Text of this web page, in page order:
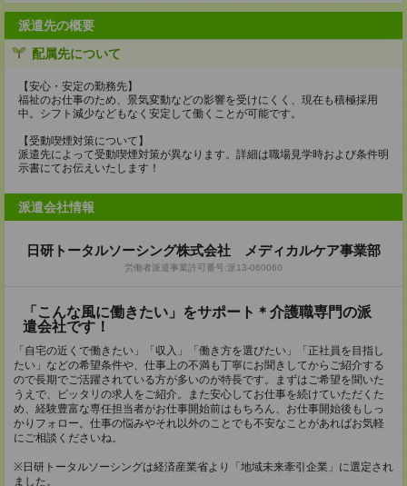
派遣先の概要
配属先について
【安心・安定の勤務先】
福祉のお仕事のため、景気変動などの影響を受けにくく、現在も積極採用
中。シフト減少などもなく安定して働くことが可能です。
【受動喫煙対策について】
派遣先によって受動喫煙対策が異なります。詳細は職場見学時および条件明
示書にてお伝えいたします！
派遣会社情報
日研トータルソーシング株式会社 メディカルケア事業部
労働者派遣事業許可番号:派13-060060
「こんな風に働きたい」をサポート＊介護職専門の派
遣会社です！
「自宅の近くで働きたい」「収入」「働き方を選びたい」「正社員を目指し
たい」などの希望条件や、仕事上の不満も丁寧にお聞きしてからご紹介する
ので長期でご活躍されている方が多いのが特長です。まずはご希望を聞いた
うえで、ピッタリの求人をご紹介。また安心してお仕事を続けていただくた
め、経験豊富な専任担当者がお仕事開始前はもちろん、お仕事開始後もしっ
かりフォロー。仕事の悩みやそれ以外のことでも不安なことがあればお気軽
にご相談くださいね。
※日研トータルソーシングは経済産業省より「地域未来牽引企業」に選定され
ました。